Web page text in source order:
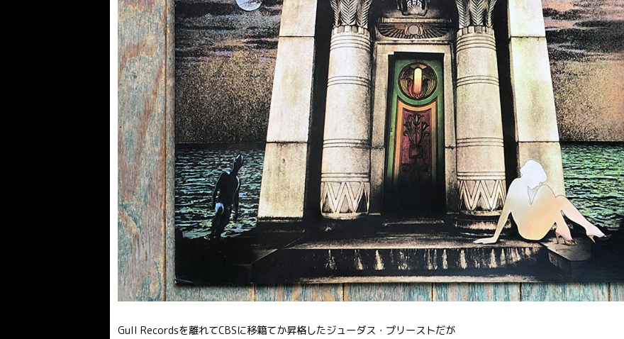
Gull Recordsを離れてCBSに移籍てか昇格したジューダス・プリーストだが